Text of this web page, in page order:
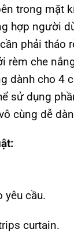
trong mặt
hợp người
phải tháo
rèm che
dành cho 4
sử dụng
cùng dễ
yêu cầu.
curtain.